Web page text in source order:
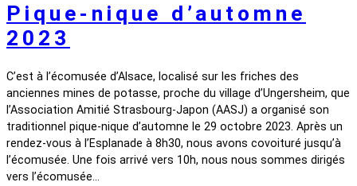
Pique-nique d’automne
2023
C’est à l’écomusée d’Alsace, localisé sur les friches des
anciennes mines de potasse, proche du village d’Ungersheim, que
l’Association Amitié Strasbourg-Japon (AASJ) a organisé son
traditionnel pique-nique d’automne le 29 octobre 2023. Après un
rendez-vous à l’Esplanade à 8h30, nous avons covoituré jusqu’à
l’écomusée. Une fois arrivé vers 10h, nous nous sommes dirigés
vers l’écomusée…